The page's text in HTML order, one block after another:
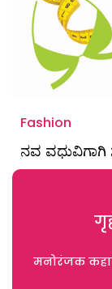
Fashion
ನವ ವಧುವಿಗಾಗಿ
मनोरंजक